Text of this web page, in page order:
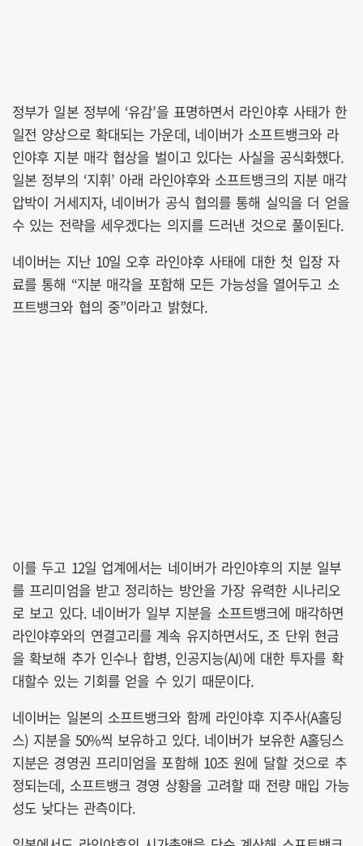
정부가 일본 정부에 ‘유감’을 표명하면서 라인야후 사태가 한
일전 양상으로 확대되는 가운데, 네이버가 소프트뱅크와 라
인야후 지분 매각 협상을 벌이고 있다는 사실을 공식화했다.
일본 정부의 ‘지휘’ 아래 라인야후와 소프트뱅크의 지분 매각
압박이 거세지자, 네이버가 공식 협의를 통해 실익을 더 얻을
수 있는 전략을 세우겠다는 의지를 드러낸 것으로 풀이된다.
네이버는 지난 10일 오후 라인야후 사태에 대한 첫 입장 자
료를 통해 “지분 매각을 포함해 모든 가능성을 열어두고 소
프트뱅크와 협의 중”이라고 밝혔다.
이를 두고 12일 업계에서는 네이버가 라인야후의 지분 일부
를 프리미엄을 받고 정리하는 방안을 가장 유력한 시나리오
로 보고 있다. 네이버가 일부 지분을 소프트뱅크에 매각하면
라인야후와의 연결고리를 계속 유지하면서도, 조 단위 현금
을 확보해 추가 인수나 합병, 인공지능(AI)에 대한 투자를 확
대할수 있는 기회를 얻을 수 있기 때문이다.
네이버는 일본의 소프트뱅크와 함께 라인야후 지주사(A홀딩
스) 지분을 50%씩 보유하고 있다. 네이버가 보유한 A홀딩스
지분은 경영권 프리미엄을 포함해 10조 원에 달할 것으로 추
정되는데, 소프트뱅크 경영 상황을 고려할 때 전량 매입 가능
성도 낮다는 관측이다.